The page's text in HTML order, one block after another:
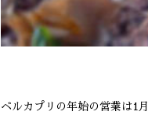
ベルカプリの年始の営業は1